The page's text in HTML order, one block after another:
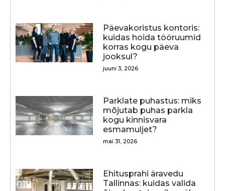
Päevakoristus kontoris:
kuidas hoida tööruumid
korras kogu päeva
jooksul?
juuni 3, 2026
Parklate puhastus: miks
mõjutab puhas parkla
kogu kinnisvara
esmamuljet?
mai 31, 2026
Ehitusprahi äravedu
Tallinnas: kuidas valida